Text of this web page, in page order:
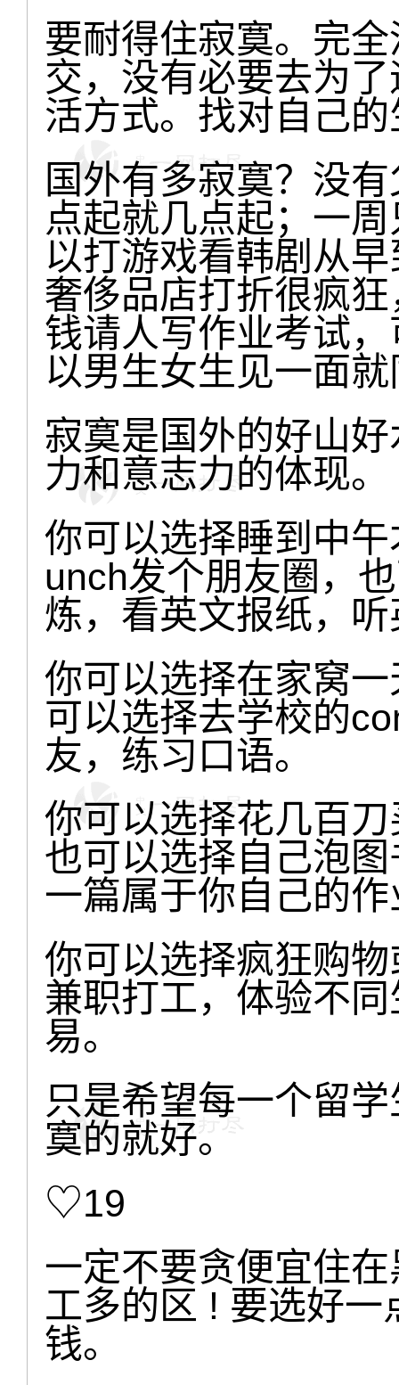
要耐得住寂寞。完
交，没有必要去为
活方式。找对自己
国外有多寂寞？没
点起就几点起；一
以打游戏看韩剧从
奢侈品店打折很疯
钱请人写作业考试
以男生女生见一面
寂寞是国外的好山
力和意志力的体现。
你可以选择睡到中
unch发个朋友圈，
炼，看英文报纸，
你可以选择在家窝
可以选择去学校的
友，练习口语。
你可以选择花几百
也可以选择自己泡
一篇属于你自己的作
你可以选择疯狂购
兼职打工，体验不
易。
只是希望每一个留
寞的就好。
♡19
一定不要贪便宜住
工多的区 ! 要选好
钱。